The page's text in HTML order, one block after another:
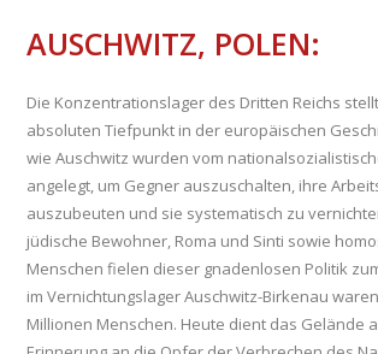
AUSCHWITZ, POLEN:
Die Konzentrationslager des Dritten Reichs
absoluten Tiefpunkt in der europäischen
wie Auschwitz wurden vom
angelegt, um Gegner auszuschalten, ihre
auszubeuten und sie systematisch zu
jüdische Bewohner, Roma und Sinti sowie
Menschen fielen dieser gnadenlosen Politik
im Vernichtungslager Auschwitz-Birkenau
Millionen Menschen. Heute dient das Gelände